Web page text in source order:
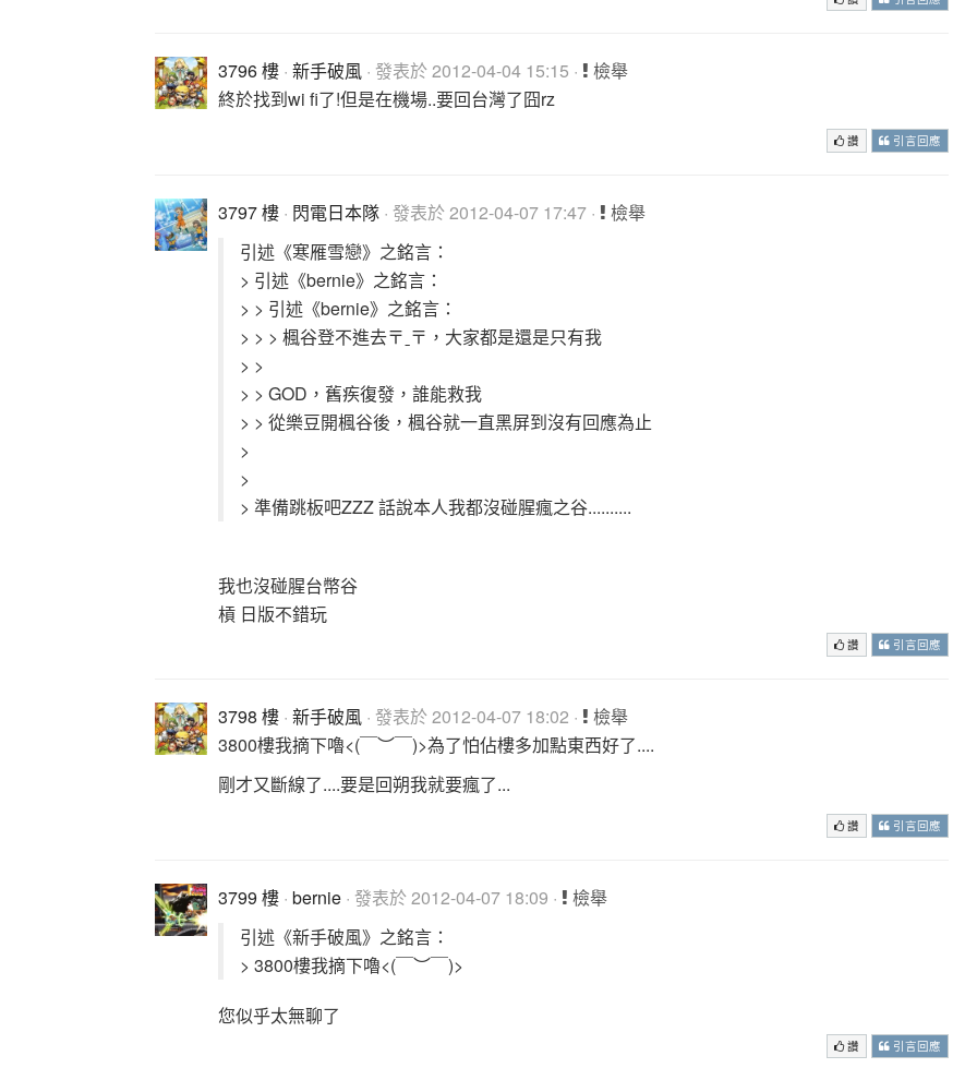
3796 樓 · 新手破風 · 發表於 2012-04-04 15:15 ·
檢舉
終於找到wi fi了!但是在機場..要回台灣了囧rz
讚 引言回應
3797 樓 · 閃電日本隊 · 發表於 2012-04-07 17:47 ·
檢舉
引述《寒雁雪戀》之銘言：
> 引述《bernie》之銘言：
> > 引述《bernie》之銘言：
> > > 楓谷登不進去〒ˍ〒，大家都是還是只有我
> >
> > GOD，舊疾復發，誰能救我
> > 從樂豆開楓谷後，楓谷就一直黑屏到沒有回應為止
>
>
> 準備跳板吧ZZZ 話說本人我都沒碰腥瘋之谷..........
我也沒碰腥台幣谷
槓 日版不錯玩
讚 引言回應
3798 樓 · 新手破風 · 發表於 2012-04-07 18:02 ·
檢舉
3800樓我摘下嚕<(￣︶￣)>為了怕佔樓多加點東西好了....
剛才又斷線了....要是回朔我就要瘋了...
讚 引言回應
3799 樓 · bernie · 發表於 2012-04-07 18:09 ·
檢舉
引述《新手破風》之銘言：
> 3800樓我摘下嚕<(￣︶￣)>
您似乎太無聊了
讚 引言回應